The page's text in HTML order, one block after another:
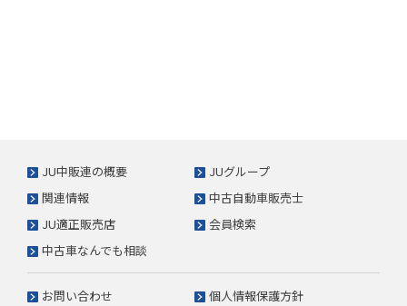
JU中販連の概要
JUグループ
関連情報
中古自動車販売士
JU適正販売店
会員検索
中古車なんでも相談
お問い合わせ
個人情報保護方針